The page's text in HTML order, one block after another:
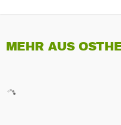
MEHR AUS